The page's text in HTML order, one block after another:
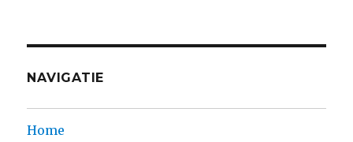
NAVIGATIE
Home